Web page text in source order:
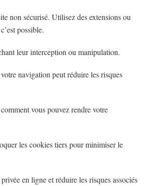
non sécurisé. Utilisez des extensions ou
possible.
leur interception ou manipulation.
navigation peut réduire les risques
vous pouvez rendre votre
les cookies tiers pour minimiser le
en ligne et réduire les risques associés